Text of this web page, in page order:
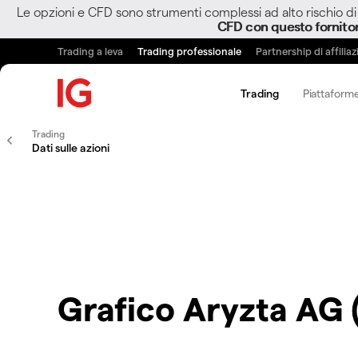
Le opzioni e CFD sono strumenti complessi ad alto rischio
CFD con questo
Trading a leva Trading professionale Partnership di
Trading
Trading
Dati sulle azioni
Grafico Aryzta AG